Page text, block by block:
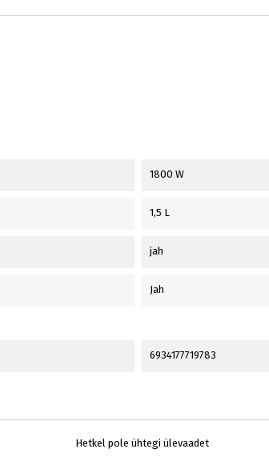
1800 W
1,5 L
jah
Jah
6934177719783
Hetkel pole ühtegi ülevaadet